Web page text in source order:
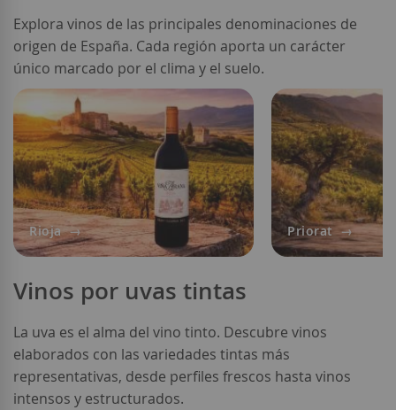
Explora vinos de las principales denominaciones de
origen de España. Cada región aporta un carácter
único marcado por el clima y el suelo.
Rioja Priorat
Vinos por uvas tintas
La uva es el alma del vino tinto. Descubre vinos
elaborados con las variedades tintas más
representativas, desde perfiles frescos hasta vinos
intensos y estructurados.